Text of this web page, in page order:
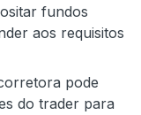
fundos
aos requisitos
pode
do trader para